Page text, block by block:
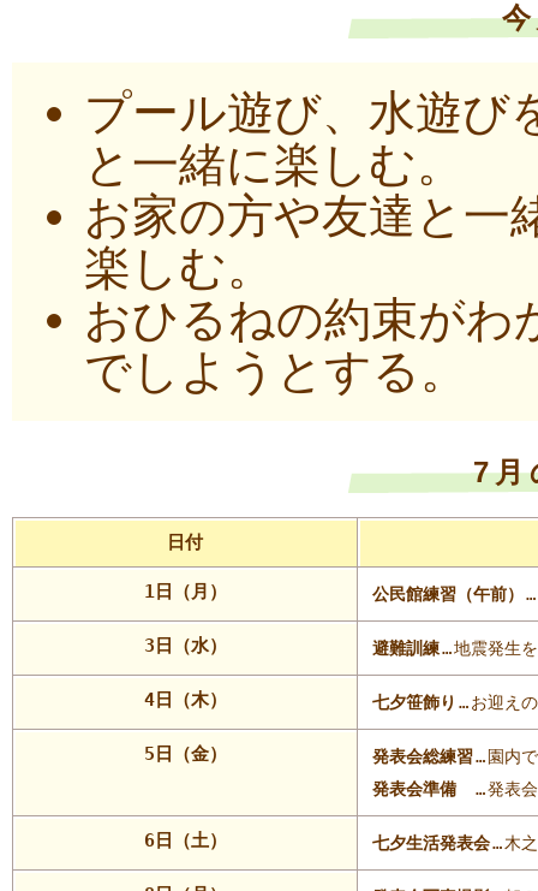
プール遊び、水遊び
と一緒に楽しむ。
お家の方や友達と一
楽しむ。
おひるねの約束がわ
でしようとする。
7月
日付
1日（月） 公民館練習（午前） …
3日（水） 避難訓練…地震発生
4日（木） 七夕笹飾り …お迎え
5日（金） 発表会総練習…園内
発表会準備
…発表
6日（土） 七夕生活発表会…木